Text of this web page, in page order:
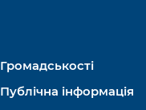
Громадськості
Публічна інформація